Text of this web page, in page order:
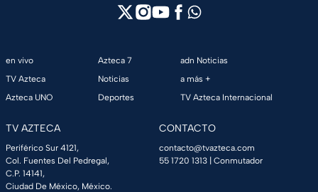
en vivo
TV Azteca
Azteca UNO
Azteca 7
Noticias
Deportes
adn Noticias
a más +
TV Azteca Internacional
TV AZTECA
Periférico Sur 4121,
Col. Fuentes Del Pedregal,
C.P. 14141,
Ciudad De México, México.
CONTACTO
contacto@tvazteca.com
55 1720 1313 | Conmutador